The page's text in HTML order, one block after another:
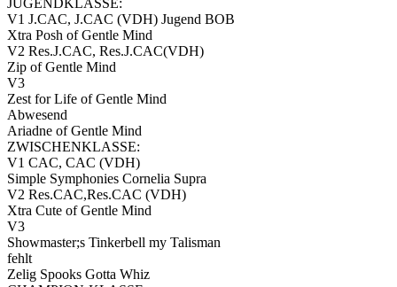
V1 J.CAC, J.CAC (VDH) Jugend BOB
Xtra Posh of Gentle Mind
V2 Res.J.CAC, Res.J.CAC(VDH)
Zip of Gentle Mind
V3
Zest for Life of Gentle Mind
Abwesend
Ariadne of Gentle Mind
ZWISCHENKLASSE:
V1 CAC, CAC (VDH)
Simple Symphonies Cornelia Supra
V2 Res.CAC,Res.CAC (VDH)
Xtra Cute of Gentle Mind
V3
Showmaster;s Tinkerbell my Talisman
fehlt
Zelig Spooks Gotta Whiz